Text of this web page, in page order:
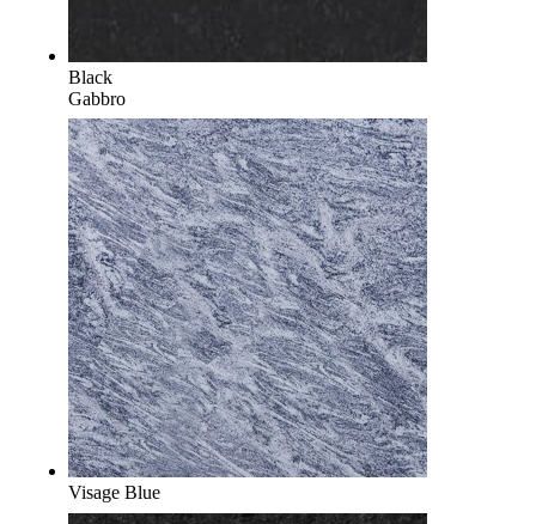
Black
Gabbro
Visage Blue